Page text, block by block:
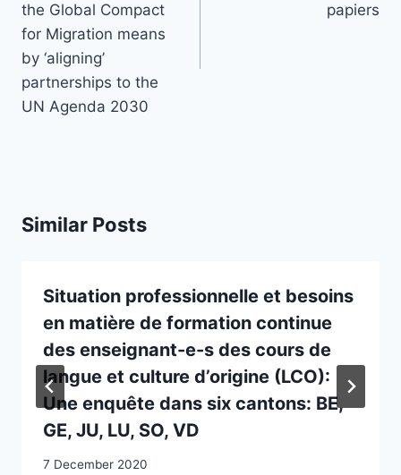
the Global Compact
for Migration means
by ‘aligning’
partnerships to the
UN Agenda 2030
papiers
Similar Posts
Situation professionnelle et besoins
en matière de formation continue
des enseignant-e-s des cours de
langue et culture d’origine (LCO):
Une enquête dans six cantons: BE,
GE, JU, LU, SO, VD
7 December 2020